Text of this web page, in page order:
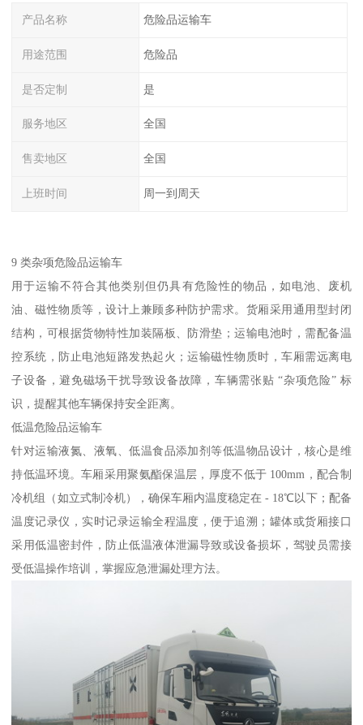
产品名称 危险品运输车
用途范围 危险品
是否定制 是
服务地区 全国
售卖地区 全国
上班时间 周一到周天
9 类杂项危险品运输车​
用于运输不符合其他类别但仍具有危险性的物品，如电池、废机
油、磁性物质等，设计上兼顾多种防护需求。货厢采用通用型封闭
结构，可根据货物特性加装隔板、防滑垫；运输电池时，需配备温
控系统，防止电池短路发热起火；运输磁性物质时，车厢需远离电
子设备，避免磁场干扰导致设备故障，车辆需张贴 “杂项危险” 标
识，提醒其他车辆保持安全距离。​
低温危险品运输车​
针对运输液氮、液氧、低温食品添加剂等低温物品设计，核心是维
持低温环境。车厢采用聚氨酯保温层，厚度不低于 100mm，配合制
冷机组（如立式制冷机），确保车厢内温度稳定在 - 18℃以下；配备
温度记录仪，实时记录运输全程温度，便于追溯；罐体或货厢接口
采用低温密封件，防止低温液体泄漏导致或设备损坏，驾驶员需接
受低温操作培训，掌握应急泄漏处理方法。​